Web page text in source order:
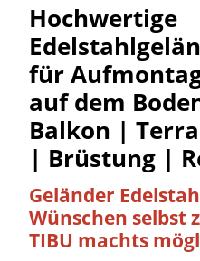
Hochwertige
für
auf dem
Balkon |
| Brüstung |
Geländer
Wünschen selbst
TIBU machts